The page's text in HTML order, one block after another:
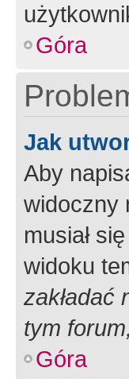
Góra
Jak
Aby
widoczny
musiał
widoku
zakładać
tym
Góra